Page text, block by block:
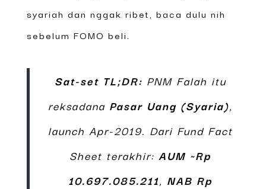
syariah dan nggak ribet, baca dulu nih
sebelum FOMO beli.
Sat-set TL;DR: PNM Falah itu
reksadana Pasar Uang (Syaria),
launch Apr-2019. Dari Fund Fact
Sheet terakhir: AUM ~Rp
10.697.085.211, NAB Rp